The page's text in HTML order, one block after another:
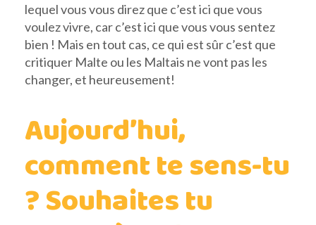
lequel vous vous direz que c’est ici que vous
voulez vivre, car c’est ici que vous vous sentez
bien ! Mais en tout cas, ce qui est sûr c’est que
critiquer Malte ou les Maltais ne vont pas les
changer, et heureusement!
Aujourd’hui,
comment te sens-tu
? Souhaites tu